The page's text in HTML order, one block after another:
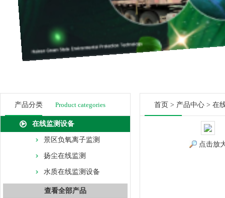
产品分类 Product categories
在线监测设备
景区负氧离子监测
扬尘在线监测
水质在线监测设备
查看全部产品
首页 > 产品中心 > 在
点击放